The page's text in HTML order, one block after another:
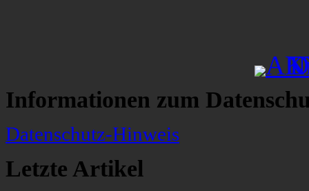
Informationen zum
Datenschutz-Hinweis
Letzte Artikel